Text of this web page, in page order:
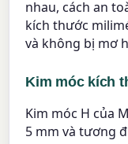
nhau, cách an
kích thước
và không bị mơ
Kim móc kích
Kim móc H của
5 mm và tương